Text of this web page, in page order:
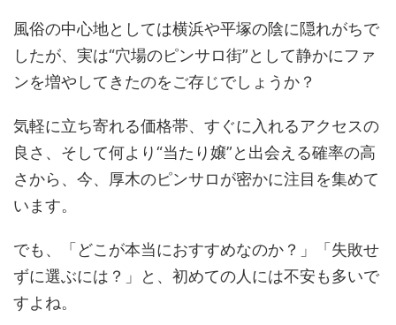
風俗の中心地としては横浜や平塚の陰に隠れがちで
したが、実は“穴場のピンサロ街”として静かにファ
ンを増やしてきたのをご存じでしょうか？
気軽に立ち寄れる価格帯、すぐに入れるアクセスの
良さ、そして何より“当たり嬢”と出会える確率の高
さから、今、厚木のピンサロが密かに注目を集めて
います。
でも、「どこが本当におすすめなのか？」「失敗せ
ずに選ぶには？」と、初めての人には不安も多いで
すよね。